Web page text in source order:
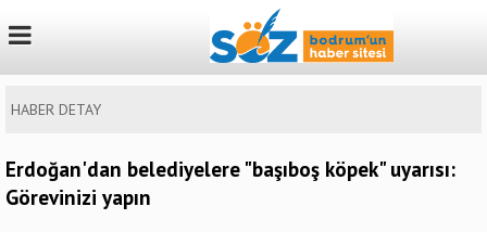
HABER DETAY
Erdoğan'dan belediyelere "başıboş köpek" uyarısı:
Görevinizi yapın